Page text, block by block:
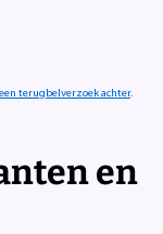
terugbelverzoek achter.
en